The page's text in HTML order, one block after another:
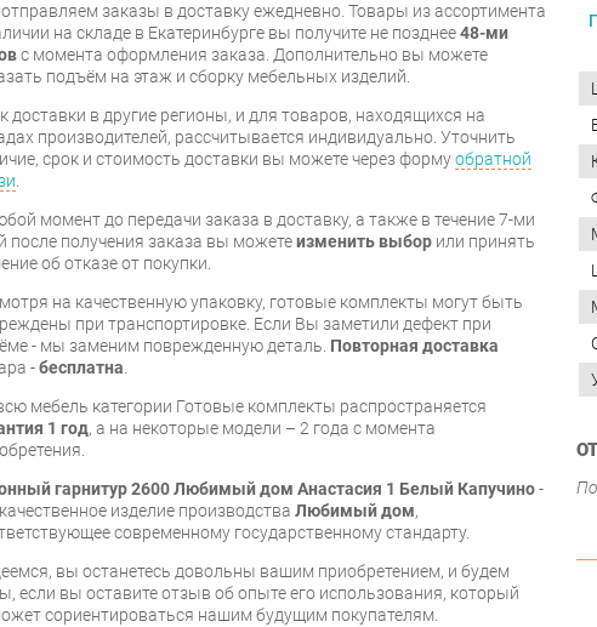
заказы в доставку ежедневно. Товары из ассортимента
на складе в Екатеринбурге вы получите не позднее48-ми
с момента оформления заказа. Дополнительно вы можете
подъём на этаж и сборку мебельных изделий.
доставки в другие регионы, и для товаров, находящихся на
производителей, рассчитывается индивидуально. Уточнить
срок и стоимость доставки вы можете через формуобратной
.
момент до передачи заказа в доставку, а также в течение 7-ми
после получения заказа вы можетеизменить выбор или принять
об отказе от покупки.
на качественную упаковку, готовые комплекты могут быть
при транспортировке. Если Вы заметили дефект при
- мы заменим поврежденную деталь. Повторная доставка
-бесплатна.
мебель категории Готовые комплекты распространяется
1 год, а на некоторые модели – 2 года с момента
гарнитур 2600 Любимый дом Анастасия 1 Белый Капучино-
изделие производства Любимый дом,
современному государственному стандарту.
вы останетесь довольны вашим приобретением, и будем
если вы оставите отзыв об опыте его использования, который
сориентироваться нашим будущим покупателям.